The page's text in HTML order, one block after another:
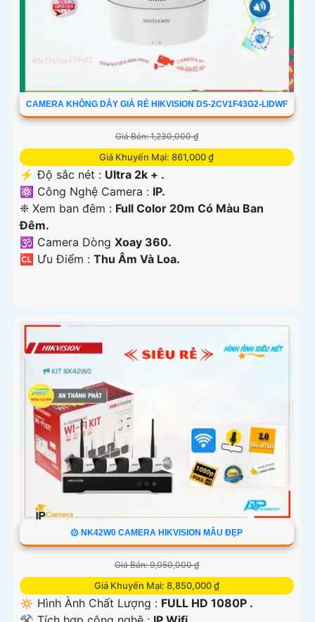
CAMERA KHÔNG DÂY GIÁ RẺ HIKVISION DS-2CV1F43G2-LIDWF
Giá Bán: 1,230,000 ₫
Giá Khuyến Mại: 861,000 ₫
️⚡ Độ sắc nét : Ultra 2k + .
⚛️ Công Nghệ Camera : IP.
❈ Xem ban đêm : Full Color 20m Có Màu Ban
Ðêm.
🕉️ Camera Dòng Xoay 360.
️🆑 Ưu Điểm : Thu Âm Và Loa.
۞ NK42W0 CAMERA HIKVISION MẪU ĐẸP
Giá Bán: 9,050,000 ₫
Giá Khuyến Mại: 8,850,000 ₫
🔅 Hình Ành Chất Lượng : FULL HD 1080P .